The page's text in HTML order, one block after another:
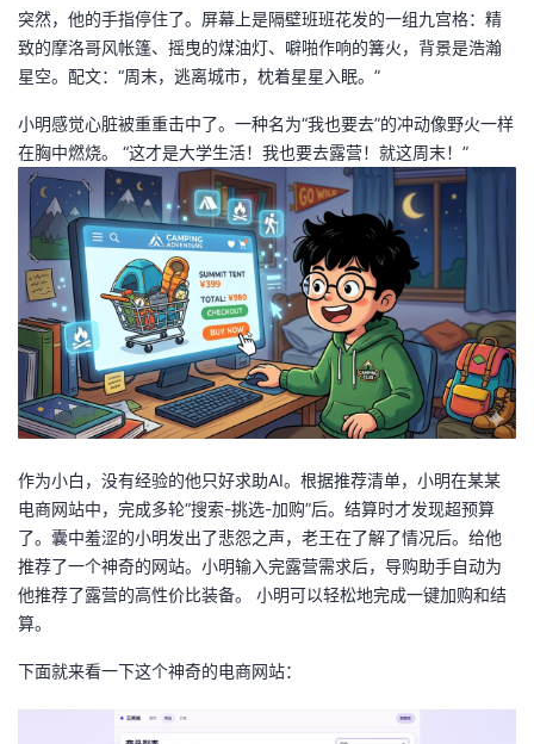
的
博
客
我
的
论
坛
我
的
圈
子
我
的
直
播
我
的
活
动
我
的
关
注
我
的
开
发
者
学
我
我
的
Programs
我
的
支
持
突然，他的手指停住了。屏幕上是隔壁班班花发的一组九宫格：精
致的摩洛哥风帐篷、摇曳的煤油灯、噼啪作响的篝火，背景是浩瀚
星空。配文：“周末，逃离城市，枕着星星入眠。”
小明感觉心脏被重重击中了。一种名为“我也要去”的冲动像野火一样
在胸中燃烧。 “这才是大学生活！我也要去露营！就这周末！”
作为小白，没有经验的他只好求助AI。根据推荐清单，小明在某某
电商网站中，完成多轮“搜索-挑选-加购”后。结算时才发现超预算
了。囊中羞涩的小明发出了悲怨之声，老王在了解了情况后。给他
推荐了一个神奇的网站。小明输入完露营需求后，导购助手自动为
他推荐了露营的高性价比装备。 小明可以轻松地完成一键加购和结
算。
下面就来看一下这个神奇的电商网站：